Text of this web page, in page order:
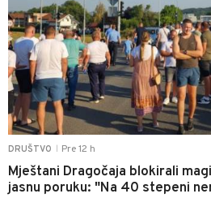
DRUŠTVO Pre 12 h
Mještani Dragočaja blokirali
jasnu poruku: "Na 40 stepeni